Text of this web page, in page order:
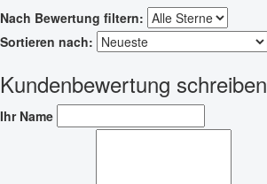
Nach Bewertung filtern:
Sortieren nach:
Kundenbewertung schreiben
Ihr Name